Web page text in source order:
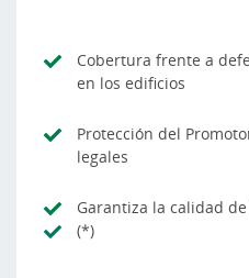
Cobertura frente a
en los edificios
Protección del
legales
Garantiza la calidad
(*)